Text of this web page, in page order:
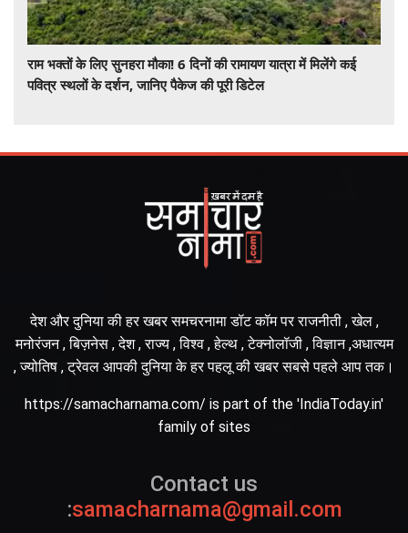
राम भक्तों के लिए सुनहरा मौका! 6 दिनों की रामायण यात्रा में मिलेंगे कई
पवित्र स्थलों के दर्शन, जानिए पैकेज की पूरी डिटेल
देश और दुनिया की हर खबर समचरनामा डॉट कॉम पर राजनीती , खेल ,
मनोरंजन , बिज़नेस , देश , राज्य , विश्व , हेल्थ , टेक्नोलॉजी , विज्ञान ,अधात्यम
, ज्योतिष , ट्रेवल आपकी दुनिया के हर पहलू की खबर सबसे पहले आप तक।
https://samacharnama.com/ is part of the 'IndiaToday.in'
family of sites
Contact us
:samacharnama@gmail.com